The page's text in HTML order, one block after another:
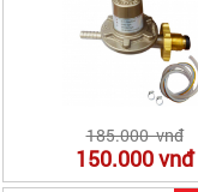
185.000 vnđ
150.000vnđ